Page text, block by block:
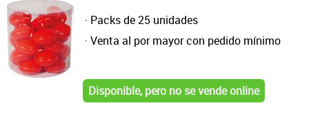
Accesorios
Velas de citronela líquida
Otras velas tradicionales
Sobre Nosotros
· Packs de 25 unidades
· Venta al por mayor con pedido mínimo
Disponible, pero no se vende online